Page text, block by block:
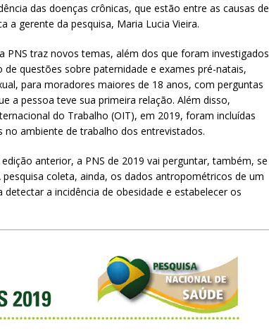
das doenças crônicas, que estão entre as causas de
a gerente da pesquisa, Maria Lucia Vieira.
PNS traz novos temas, além dos que foram investigados
questões sobre paternidade e exames pré-natais,
para moradores maiores de 18 anos, com perguntas
a pessoa teve sua primeira relação. Além disso,
do Trabalho (OIT), em 2019, foram incluídas
ambiente de trabalho dos entrevistados.
anterior, a PNS de 2019 vai perguntar, também, se
coleta, ainda, os dados antropométricos de um
a incidência de obesidade e estabelecer os